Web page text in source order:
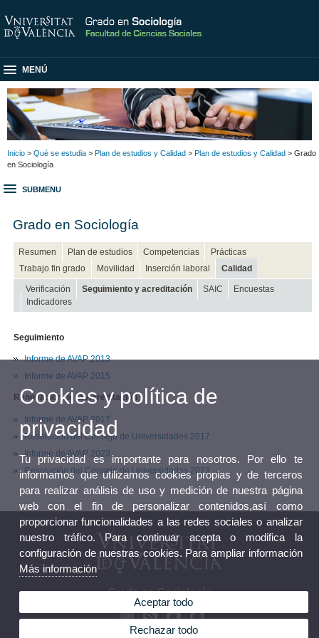
MENÚ
Inicio > Qué se estudia > Plan de estudios y Calidad > Plan de estudios y Calidad > Grado
en Sociología
SUBMENU
Grado en Sociología
Resumen Plan de estudios Competencias
Prácticas
Trabajo fin grado
Movilidad Inserción laboral Calidad
Verificación Seguimiento y acreditación SAIC
Encuestas
Indicadores
Seguimiento
Informe de AVAP 2013
Informe de AVAP 2015
Renovación de la Acreditación
Informe de AVAP 2017
Resolución del Consejo de Universidades 2017
Informe de AVAP 2023
Resolución del Consejo de Universidades 2023
Grado en Sociología
Cookies y política de
privacidad
Tu privacidad es importante para nosotros. Por ello te
informamos que utilizamos cookies propias y de terceros
para realizar análisis de uso y medición de nuestra página
web con el fin de personalizar contenidos,así como
proporcionar funcionalidades a las redes sociales o analizar
nuestro tráfico. Para continuar acepta o modifica la
configuración de nuestras cookies. Para ampliar información
Más información
Aceptar todo
Rechazar todo